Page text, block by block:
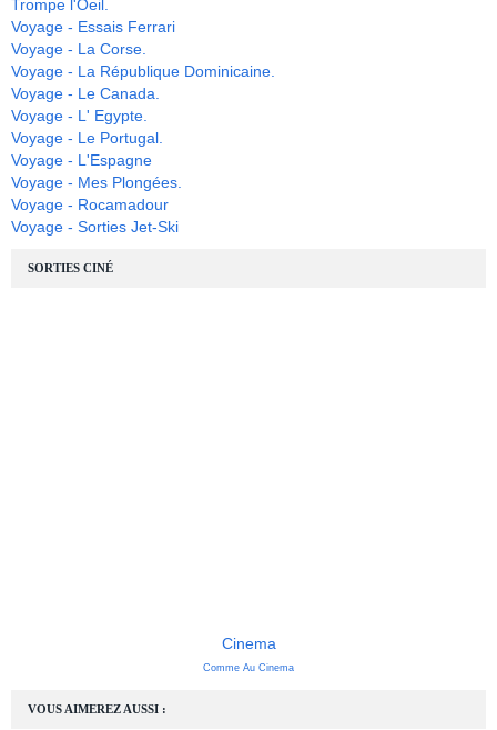
VOUS AIMEREZ AUSSI :
Trompe l'Oeil.
Voyage - Essais Ferrari
Voyage - La Corse.
Voyage - La République Dominicaine.
Voyage - Le Canada.
Voyage - L' Egypte.
Voyage - Le Portugal.
Voyage - L'Espagne
Voyage - Mes Plongées.
Voyage - Rocamadour
Voyage - Sorties Jet-Ski
SORTIES CINÉ
Cinema
Comme Au Cinema